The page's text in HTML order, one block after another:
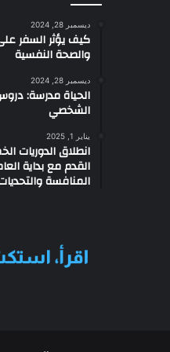
ج
ل
ديسمبر 28, 2024
كيف يؤثر السفر
والصحة النفسية
ديسمبر 28, 2024
الحياة مدرسة:
الشخصي
يناير 1, 2025
انطلاق الدوريات
المنافسة